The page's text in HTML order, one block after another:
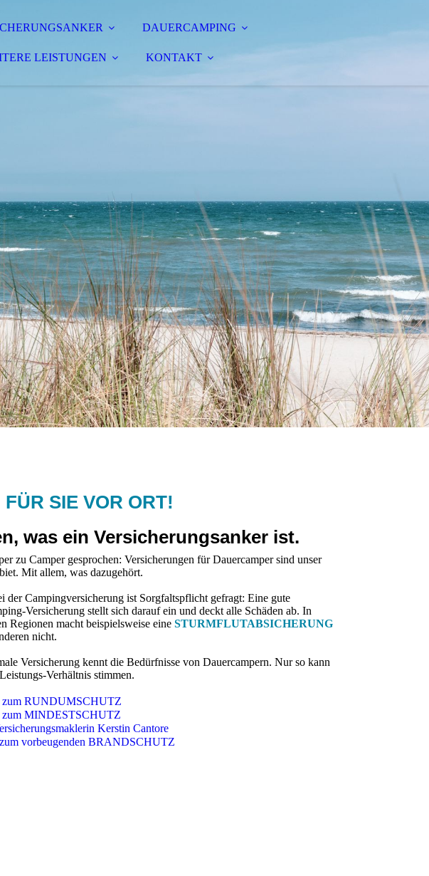
DAUERCAMPING
LEISTUNGEN KONTAKT
FÜR SIE VOR ORT!
was ein Versicherungs­anker ist.
zu Camper gesprochen: Versicherungen für Dauercamper sind unser
Mit allem, was dazugehört.
der Campingversicherung ist Sorgfaltspflicht gefragt: Eine gute
Versicherung stellt sich darauf ein und deckt alle Schäden ab. In
Regionen macht beispielsweise eineSTURMFLUTABSICHERUNG
nicht.
Versicherung kennt die Bedürfnisse von Dauercampern. Nur so kann
Verhältnis stimmen.
RUNDUMSCHUTZ
MINDESTSCHUTZ
Kerstin Cantore
vorbeugenden BRANDSCHUTZ